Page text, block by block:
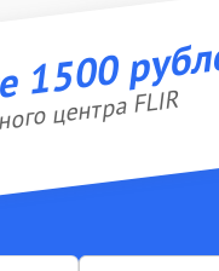
других
Ремонт
1500
центра FLIR